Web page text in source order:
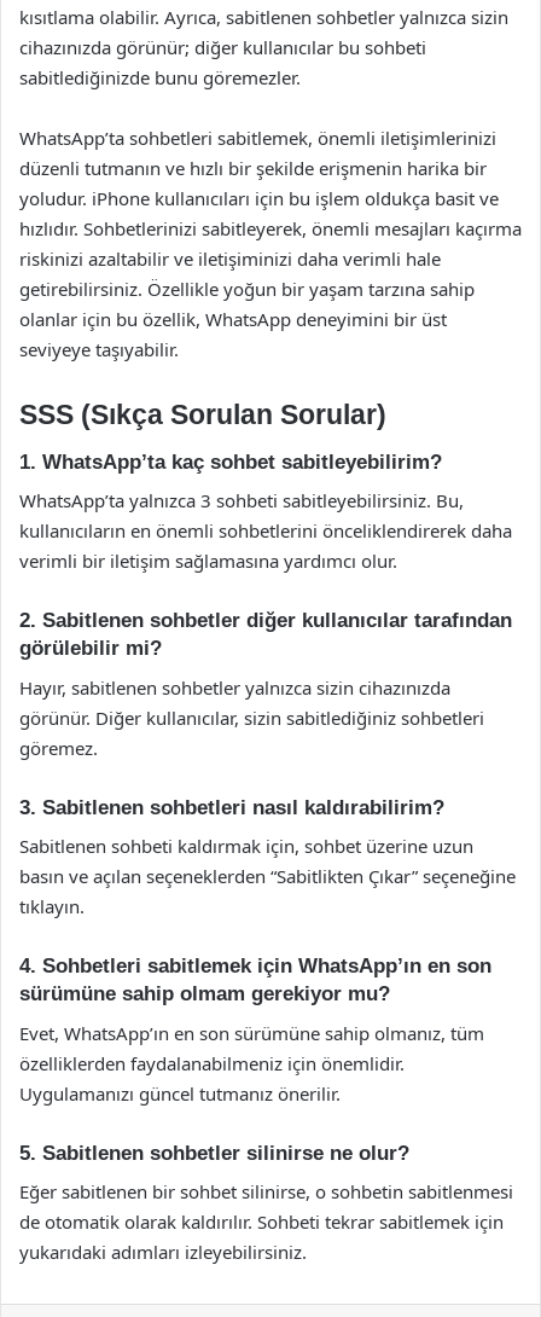
kısıtlama olabilir. Ayrıca, sabitlenen sohbetler yalnızca sizin
cihazınızda görünür; diğer kullanıcılar bu sohbeti
sabitlediğinizde bunu göremezler.
WhatsApp’ta sohbetleri sabitlemek, önemli iletişimlerinizi
düzenli tutmanın ve hızlı bir şekilde erişmenin harika bir
yoludur. iPhone kullanıcıları için bu işlem oldukça basit ve
hızlıdır. Sohbetlerinizi sabitleyerek, önemli mesajları kaçırma
riskinizi azaltabilir ve iletişiminizi daha verimli hale
getirebilirsiniz. Özellikle yoğun bir yaşam tarzına sahip
olanlar için bu özellik, WhatsApp deneyimini bir üst
seviyeye taşıyabilir.
SSS (Sıkça Sorulan Sorular)
1. WhatsApp’ta kaç sohbet sabitleyebilirim?
WhatsApp’ta yalnızca 3 sohbeti sabitleyebilirsiniz. Bu,
kullanıcıların en önemli sohbetlerini önceliklendirerek daha
verimli bir iletişim sağlamasına yardımcı olur.
2. Sabitlenen sohbetler diğer kullanıcılar tarafından
görülebilir mi?
Hayır, sabitlenen sohbetler yalnızca sizin cihazınızda
görünür. Diğer kullanıcılar, sizin sabitlediğiniz sohbetleri
göremez.
3. Sabitlenen sohbetleri nasıl kaldırabilirim?
Sabitlenen sohbeti kaldırmak için, sohbet üzerine uzun
basın ve açılan seçeneklerden “Sabitlikten Çıkar” seçeneğine
tıklayın.
4. Sohbetleri sabitlemek için WhatsApp’ın en son
sürümüne sahip olmam gerekiyor mu?
Evet, WhatsApp’ın en son sürümüne sahip olmanız, tüm
özelliklerden faydalanabilmeniz için önemlidir.
Uygulamanızı güncel tutmanız önerilir.
5. Sabitlenen sohbetler silinirse ne olur?
Eğer sabitlenen bir sohbet silinirse, o sohbetin sabitlenmesi
de otomatik olarak kaldırılır. Sohbeti tekrar sabitlemek için
yukarıdaki adımları izleyebilirsiniz.